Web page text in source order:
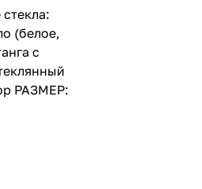
(белое,
с
РАЗМЕР: